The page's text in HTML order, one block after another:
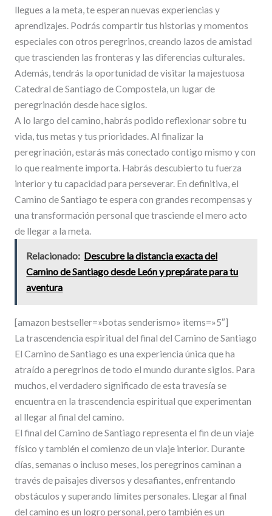
llegues a la meta, te esperan nuevas experiencias y
aprendizajes. Podrás compartir tus historias y momentos
especiales con otros peregrinos, creando lazos de amistad
que trascienden las fronteras y las diferencias culturales.
Además, tendrás la oportunidad de visitar la majestuosa
Catedral de Santiago de Compostela, un lugar de
peregrinación desde hace siglos.
A lo largo del camino, habrás podido reflexionar sobre tu
vida, tus metas y tus prioridades. Al finalizar la
peregrinación, estarás más conectado contigo mismo y con
lo que realmente importa. Habrás descubierto tu fuerza
interior y tu capacidad para perseverar. En definitiva, el
Camino de Santiago te espera con grandes recompensas y
una transformación personal que trasciende el mero acto
de llegar a la meta.
Relacionado: Descubre la distancia exacta del
Camino de Santiago desde León y prepárate para tu
aventura
[amazon bestseller=»botas senderismo» items=»5″]
La trascendencia espiritual del final del Camino de Santiago
El Camino de Santiago es una experiencia única que ha
atraído a peregrinos de todo el mundo durante siglos. Para
muchos, el verdadero significado de esta travesía se
encuentra en la trascendencia espiritual que experimentan
al llegar al final del camino.
El final del Camino de Santiago representa el fin de un viaje
físico y también el comienzo de un viaje interior. Durante
días, semanas o incluso meses, los peregrinos caminan a
través de paisajes diversos y desafiantes, enfrentando
obstáculos y superando límites personales. Llegar al final
del camino es un logro personal, pero también es un